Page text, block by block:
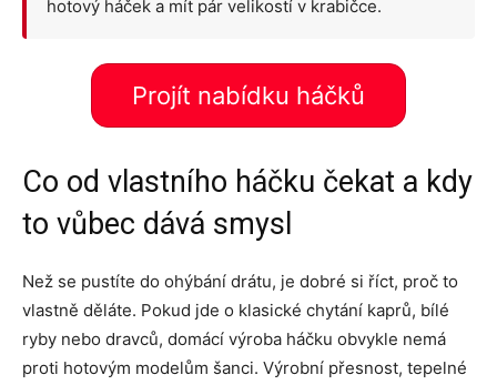
hotový háček a mít pár velikostí v krabičce.
Projít nabídku háčků
Co od vlastního háčku čekat a kdy
to vůbec dává smysl
Než se pustíte do ohýbání drátu, je dobré si říct, proč to
vlastně děláte. Pokud jde o klasické chytání kaprů, bílé
ryby nebo dravců, domácí výroba háčku obvykle nemá
proti hotovým modelům šanci. Výrobní přesnost, tepelné